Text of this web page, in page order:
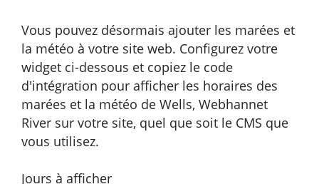
Vous pouvez désormais ajouter les marées et
la météo à votre site web. Configurez votre
widget ci-dessous et copiez le code
d'intégration pour afficher les horaires des
marées et la météo de Wells, Webhannet
River sur votre site, quel que soit le CMS que
vous utilisez.
Jours à afficher